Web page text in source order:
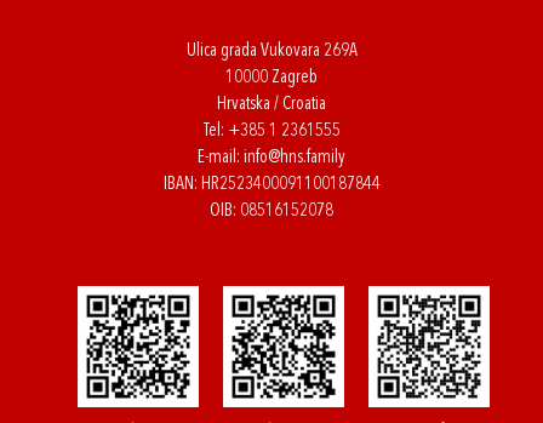
Ulica grada Vukovara 269A
10000 Zagreb
Hrvatska / Croatia
Tel: +385 1 2361555
E-mail: info@hns.family
IBAN: HR2523400091100187844
OIB: 08516152078